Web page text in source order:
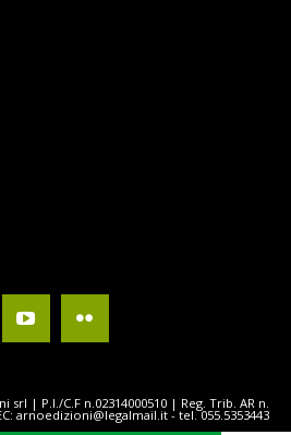
| P.I./C.F n.02314000510 | Reg. Trib. AR n.
arnoedizioni@legalmail.it - tel. 055.5353443